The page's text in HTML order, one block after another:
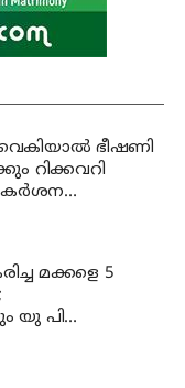
ഭീഷണി
റിക്കവറി
മക്കളെ 5
യു പി